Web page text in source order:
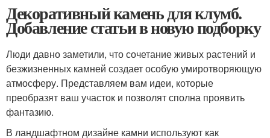
Декоративный камень для клумб.
Добавление статьи в новую подборку
Люди давно заметили, что сочетание живых растений и
безжизненных камней создает особую умиротворяющую
атмосферу. Представляем вам идеи, которые
преобразят ваш участок и позволят сполна проявить
фантазию.
В ландшафтном дизайне камни используют как